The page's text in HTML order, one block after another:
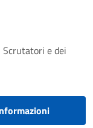
e dei